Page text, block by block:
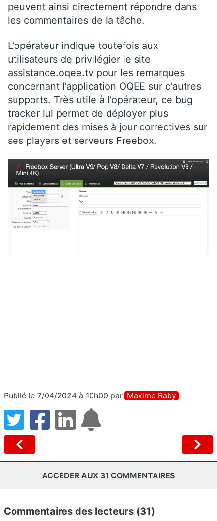
peuvent ainsi directement répondre dans
les commentaires de la tâche.
L’opérateur indique toutefois aux
utilisateurs de privilégier le site
assistance.oqee.tv pour les remarques
concernant l’application OQEE sur d’autres
supports. Très utile à l’opérateur, ce bug
tracker lui permet de déployer plus
rapidement des mises à jour correctives sur
ses players et serveurs Freebox.
Publié le 7/04/2024 à 10h00 par Maxime Raby
ACCÉDER AUX 31 COMMENTAIRES
Commentaires des lecteurs (31)